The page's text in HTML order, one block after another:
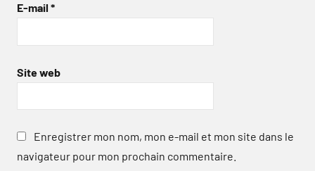
E-mail *
Site web
Enregistrer mon nom, mon e-mail et mon site dans le
navigateur pour mon prochain commentaire.